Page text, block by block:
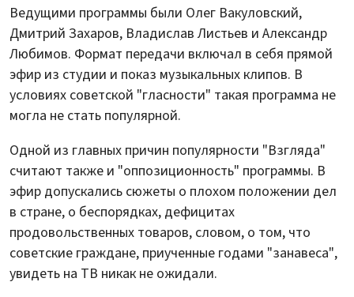
Ведущими программы были Олег Вакуловский,
Дмитрий Захаров, Владислав Листьев и Александр
Любимов. Формат передачи включал в себя прямой
эфир из студии и показ музыкальных клипов. В
условиях советской "гласности" такая программа не
могла не стать популярной.
Одной из главных причин популярности "Взгляда"
считают также и "оппозиционность" программы. В
эфир допускались сюжеты о плохом положении дел
в стране, о беспорядках, дефицитах
продовольственных товаров, словом, о том, что
советские граждане, приученные годами "занавеса",
увидеть на ТВ никак не ожидали.